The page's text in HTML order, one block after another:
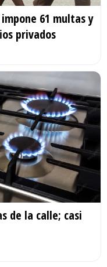
61 multas y
privados
de la calle; casi